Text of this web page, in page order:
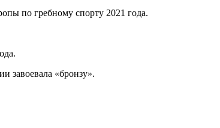
по гребному спорту 2021 года.
завоевала «бронзу».